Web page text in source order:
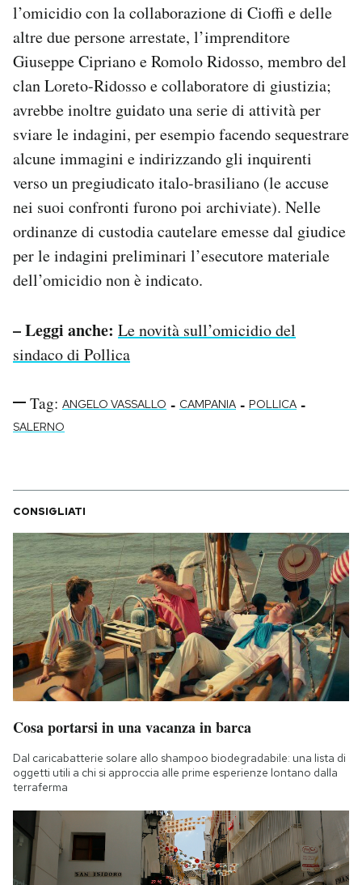
l’omicidio con la collaborazione di Cioffi e delle
altre due persone arrestate, l’imprenditore
Giuseppe Cipriano e Romolo Ridosso, membro del
clan Loreto-Ridosso e collaboratore di giustizia;
avrebbe inoltre guidato una serie di attività per
sviare le indagini, per esempio facendo sequestrare
alcune immagini e indirizzando gli inquirenti
verso un pregiudicato italo-brasiliano (le accuse
nei suoi confronti furono poi archiviate). Nelle
ordinanze di custodia cautelare emesse dal giudice
per le indagini preliminari l’esecutore materiale
dell’omicidio non è indicato.
– Leggi anche: Le novità sull’omicidio del
sindaco di Pollica
Tag: ANGELO VASSALLO - CAMPANIA - POLLICA -
SALERNO
CONSIGLIATI
Cosa portarsi in una vacanza in barca
Dal caricabatterie solare allo shampoo biodegradabile: una lista di
oggetti utili a chi si approccia alle prime esperienze lontano dalla
terraferma